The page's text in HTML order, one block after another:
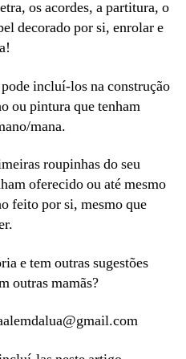
os acordes, a partitura, o
decorado por si, enrolar e
incluí-los na construção
ou pintura que tenham
mana.
roupinhas do seu
oferecido ou até mesmo
feito por si, mesmo que
e tem outras sugestões
outras mamãs?